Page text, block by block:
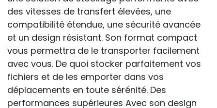
des vitesses de transfert élevées, une
compatibilité étendue, une sécurité avancée
et un design résistant. Son format compact
vous permettra de le transporter facilement
avec vous. De quoi stocker parfaitement vos
fichiers et de les emporter dans vos
déplacements en toute sérénité. Des
performances supérieures Avec son design